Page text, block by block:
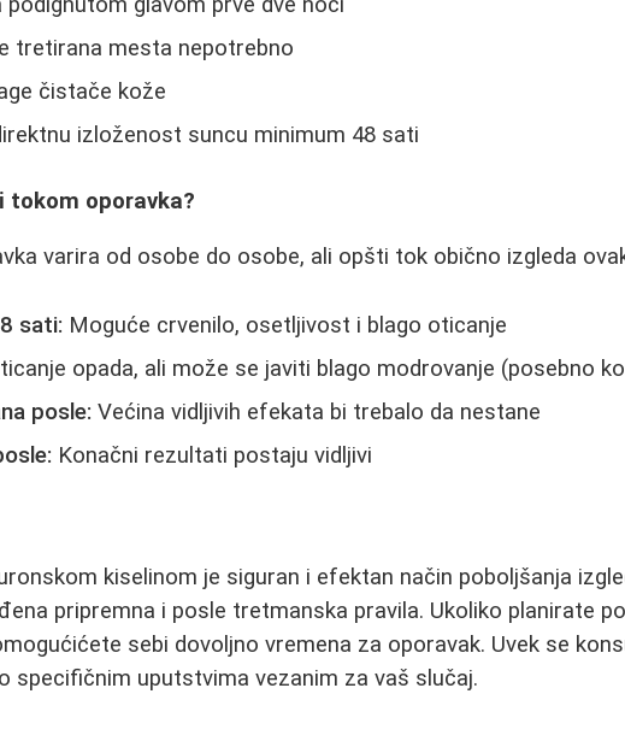
tretirana mesta nepotrebno
čistače kože
izloženost suncu minimum 48 sati
tokom oporavka?
varira od osobe do osobe, ali opšti tok obično izgleda
sati: Moguće crvenilo, osetljivost i blago oticanje
opada, ali može se javiti blago modrovanje (posebno
posle: Većina vidljivih efekata bi trebalo da nestane
Konačni rezultati postaju vidljivi
kiselinom je siguran i efektan način poboljšanja
pripremna i posle tretmanska pravila. Ukoliko planirate
sebi dovoljno vremena za oporavak. Uvek se
specifičnim uputstvima vezanim za vaš slučaj.